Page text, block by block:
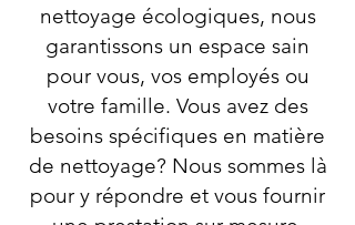
nettoyage écologiques, nous
garantissons un espace sain
pour vous, vos employés ou
votre famille. Vous avez des
besoins spécifiques en matière
de nettoyage? Nous sommes là
pour y répondre et vous fournir